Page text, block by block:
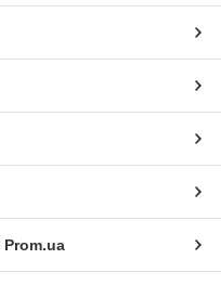
Prom.ua